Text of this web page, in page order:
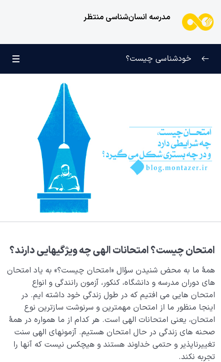
مدرسه انسان‌شناسی منتظر
کودک عزیز روان
انسان و میل بی‌نهایت
انسان چه چیزی نیست؟
هدف خلقت و جایگاه انسان 0/7
نقش الگو در حیات انسان 0/18
نسبت دنیا به آخرت 0/24
سنّت‌های الهی 0/20
مرگ یا تولد؟ 0/13
دنیا؛ باشگاه انسان‌سازی 0/8
خودشناسی چیست؟
امتحان‌ چیست؟ امتحانات الهی چه ویژگی­هایی دارند؟
همۀ ما به محض شنیدن سؤال «امتحان چیست؟» به یاد امتحان
­های دوران مدرسه و دانشگاه، کنکور، آزمون رانندگی و انواع
امتحان­ هایی می­ افتیم که در طول زندگی خود داشته ­ایم. در
اینجا منظور ما از امتحان مهم­ترین و سرنوشت­ سازترین نوع
امتحان، یعنی امتحانات الهی است. هر کدام از ما همواره در همۀ
صحنه­ های زندگی­ در حال امتحان هستیم. آزمون­های الهی سنت
تغییرناپذیر و حتمی خداوند هستند و هیچ­کس نیست که آن­ها را
تجربه نکند.